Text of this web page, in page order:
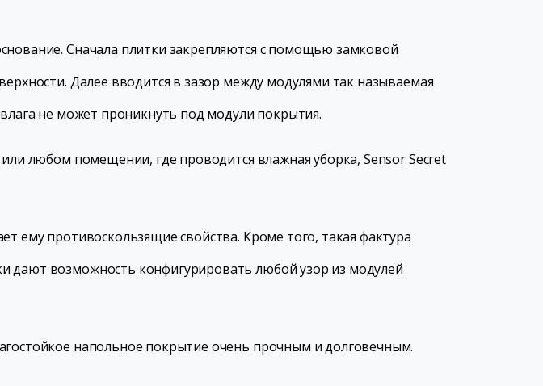
Сначала плитки закрепляются с помощью замковой
Далее вводится в зазор между модулями так называемая
не может проникнуть под модули покрытия.
любом помещении, где проводится влажная уборка, Sensor Secret
ему противоскользящие свойства. Кроме того, такая фактура
дают возможность конфигурировать любой узор из модулей
напольное покрытие очень прочным и долговечным.